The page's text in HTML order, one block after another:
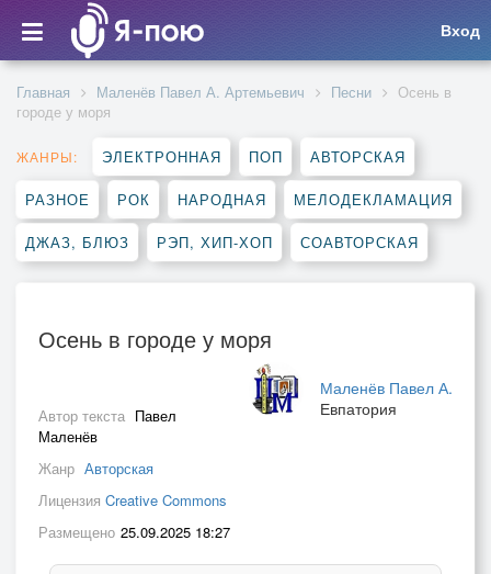
Вход
Главная Маленёв Павел А. Артемьевич Песни
Осень в
городе у моря
ЖАНРЫ: ЭЛЕКТРОННАЯ ПОП АВТОРСКАЯ
РАЗНОЕ РОК НАРОДНАЯ МЕЛОДЕКЛАМАЦИЯ
ДЖАЗ, БЛЮЗ РЭП, ХИП-ХОП СОАВТОРСКАЯ
Осень в городе у моря
Маленёв Павел А.
Евпатория
Автор текста Павел
Маленёв
Жанр Авторская
Лицензия Creative Commons
Размещено 25.09.2025 18:27